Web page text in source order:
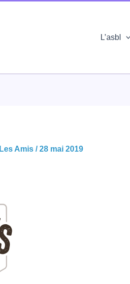
L’asbl
Les Amis /28 mai 2019